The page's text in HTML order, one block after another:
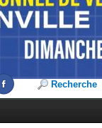
Recherche